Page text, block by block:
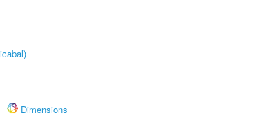
Dimensions